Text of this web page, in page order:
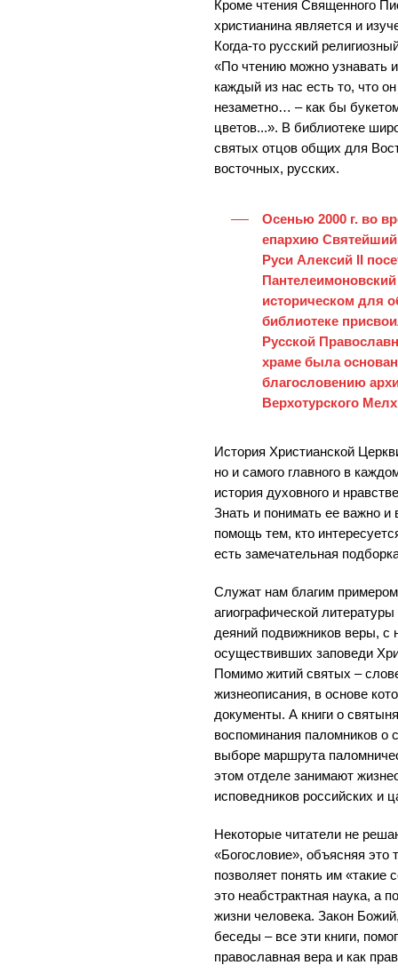
Кроме чтения Священного
христианина является и
Когда-то русский
«По чтению можно узнавать
каждый из нас есть то, что
незаметно… – как бы
цветов...». В библиотеке
святых отцов общих для
восточных, русских.
Осенью 2000 г. во
епархию Святейший
Руси Алексий II
историческом для
библиотеке
Русской
храме была
благословению
Верхотурского
История Христианской
но и самого главного в
история духовного и
Знать и понимать ее важно
помощь тем, кто
есть замечательная
Служат нам благим
агиографической
деяний подвижников веры, с
осуществивших заповеди
Помимо житий святых –
жизнеописания, в основе
документы. А книги о
воспоминания паломников о
выборе маршрута
этом отделе занимают
исповедников российских и
Некоторые читатели не
«Богословие», объясняя это
позволяет понять им «такие
это неабстрактная наука, а
жизни человека. Закон
беседы – все эти книги,
православная вера и как